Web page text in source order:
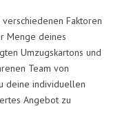
Faktoren
Menge deines
Umzugskartons und
Team von
deine individuellen
Angebot zu